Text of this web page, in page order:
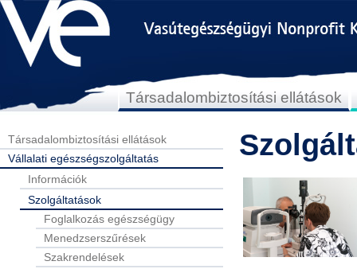
Társadalombiztosítási ellátások
Társadalombiztosítási ellátások
Vállalati egészségszolgáltatás
Információk
Szolgáltatások
Foglalkozás egészségügy
Menedzserszűrések
Szakrendelések